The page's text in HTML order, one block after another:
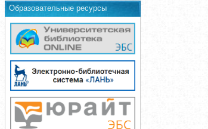
Образовательные ресурсы